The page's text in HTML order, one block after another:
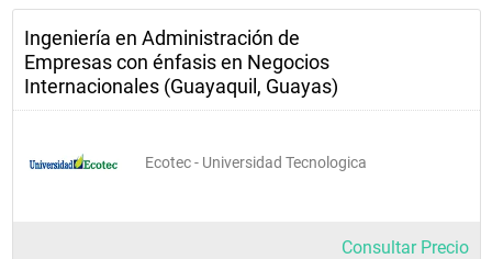
Ingeniería en Administración de
Empresas con énfasis en Negocios
Internacionales (Guayaquil, Guayas)
Ecotec - Universidad Tecnologica
Consultar Precio